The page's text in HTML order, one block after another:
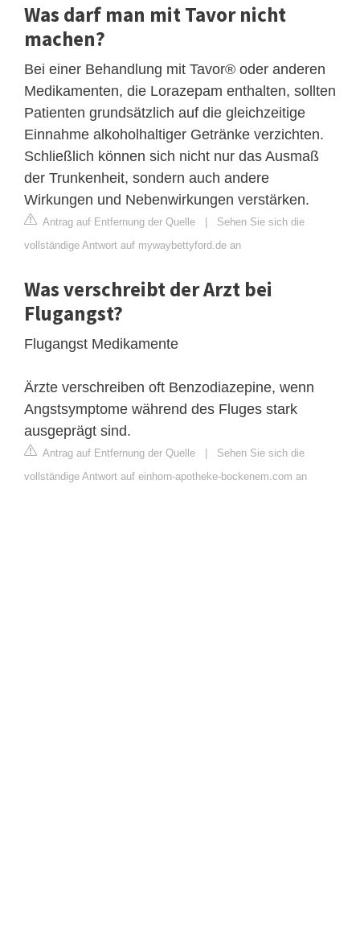
Was darf man mit Tavor nicht
machen?
Bei einer Behandlung mit Tavor® oder anderen
Medikamenten, die Lorazepam enthalten, sollten
Patienten grundsätzlich auf die gleichzeitige
Einnahme alkoholhaltiger Getränke verzichten.
Schließlich können sich nicht nur das Ausmaß
der Trunkenheit, sondern auch andere
Wirkungen und Nebenwirkungen verstärken.
Antrag auf Entfernung der Quelle | Sehen Sie sich die
vollständige Antwort auf mywaybettyford.de an
Was verschreibt der Arzt bei
Flugangst?
Flugangst Medikamente
Ärzte verschreiben oft Benzodiazepine, wenn
Angstsymptome während des Fluges stark
ausgeprägt sind.
Antrag auf Entfernung der Quelle | Sehen Sie sich die
vollständige Antwort auf einhorn-apotheke-bockenem.com an